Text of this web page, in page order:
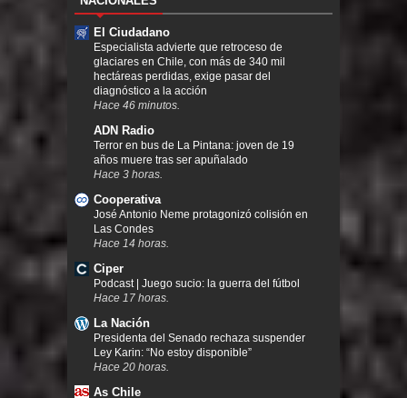
El Ciudadano
Especialista advierte que retroceso de
glaciares en Chile, con más de 340 mil
hectáreas perdidas, exige pasar del
diagnóstico a la acción
Hace 46 minutos.
ADN Radio
Terror en bus de La Pintana: joven de 19
años muere tras ser apuñalado
Hace 3 horas.
Cooperativa
José Antonio Neme protagonizó colisión en
Las Condes
Hace 14 horas.
Ciper
Podcast | Juego sucio: la guerra del fútbol
Hace 17 horas.
La Nación
Presidenta del Senado rechaza suspender
Ley Karin: “No estoy disponible”
Hace 20 horas.
As Chile